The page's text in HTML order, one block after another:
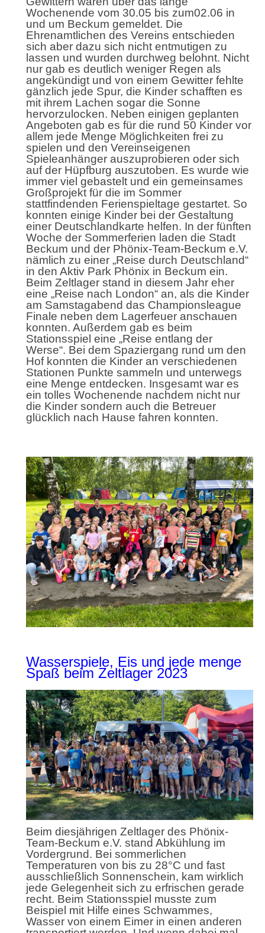
Wochenende vom 30.05 bis zum02.06 in
und um Beckum gemeldet. Die
Ehrenamtlichen des Vereins entschieden
sich aber dazu sich nicht entmutigen zu
lassen und wurden durchweg belohnt. Nicht
nur gab es deutlich weniger Regen als
angekündigt und von einem Gewitter fehlte
gänzlich jede Spur, die Kinder schafften es
mit ihrem Lachen sogar die Sonne
hervorzulocken. Neben einigen geplanten
Angeboten gab es für die rund 50 Kinder vor
allem jede Menge Möglichkeiten frei zu
spielen und den Vereinseigenen
Spieleanhänger auszuprobieren oder sich
auf der Hüpfburg auszutoben. Es wurde wie
immer viel gebastelt und ein gemeinsames
Großprojekt für die im Sommer
stattfindenden Ferienspieltage gestartet. So
konnten einige Kinder bei der Gestaltung
einer Deutschlandkarte helfen. In der fünften
Woche der Sommerferien laden die Stadt
Beckum und der Phönix-Team-Beckum e.V.
nämlich zu einer „Reise durch Deutschland“
in den Aktiv Park Phönix in Beckum ein.
Beim Zeltlager stand in diesem Jahr eher
eine „Reise nach London“ an, als die Kinder
am Samstagabend das Championsleague
Finale neben dem Lagerfeuer anschauen
konnten. Außerdem gab es beim
Stationsspiel eine „Reise entlang der
Werse“. Bei dem Spaziergang rund um den
Hof konnten die Kinder an verschiedenen
Stationen Punkte sammeln und unterwegs
eine Menge entdecken. Insgesamt war es
ein tolles Wochenende nachdem nicht nur
die Kinder sondern auch die Betreuer
glücklich nach Hause fahren konnten.
Wasserspiele, Eis und jede menge
Spaß beim Zeltlager 2023
Beim diesjährigen Zeltlager des Phönix-
Team-Beckum e.V. stand Abkühlung im
Vordergrund. Bei sommerlichen
Temperaturen von bis zu 28°C und fast
ausschließlich Sonnenschein, kam wirklich
jede Gelegenheit sich zu erfrischen gerade
recht. Beim Stationsspiel musste zum
Beispiel mit Hilfe eines Schwammes,
Wasser von einem Eimer in einen anderen